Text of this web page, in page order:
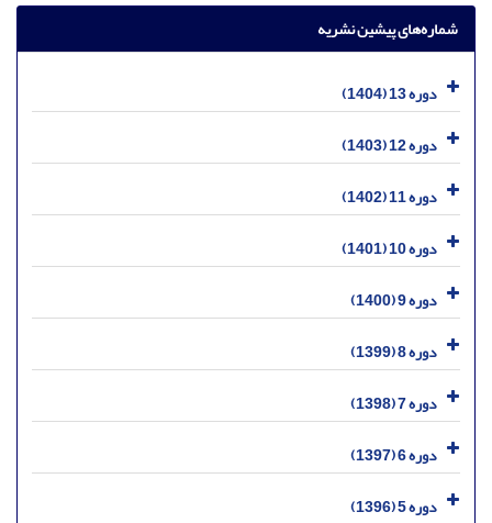
شماره‌های پیشین نشریه
دوره 13 (1404)
دوره 12 (1403)
دوره 11 (1402)
دوره 10 (1401)
دوره 9 (1400)
دوره 8 (1399)
دوره 7 (1398)
دوره 6 (1397)
دوره 5 (1396)